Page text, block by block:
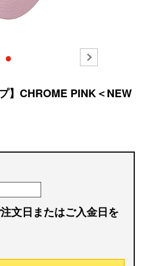
●
】CHROME PINK＜NEW
文日またはご入金日を